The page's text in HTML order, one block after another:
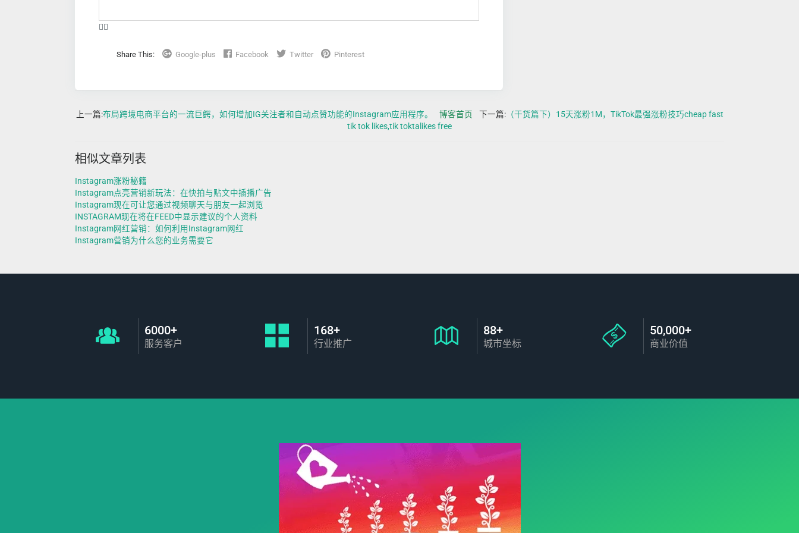
❤️‍🔥
Share This: Google-plus Facebook Twitter Pinterest
上一篇:布局跨境电商平台的一流巨鳄，如何增加IG关注者和自动点赞功能的Instagram应用程序。 博客首页 下一篇:（干货篇下）15天涨粉1M，TikTok最强涨粉技巧cheap fast
tik tok likes,tik toktalikes free
相似文章列表
Instagram涨粉秘籍
Instagram点亮营销新玩法：在快拍与贴文中插播广告
Instagram现在可让您通过视频聊天与朋友一起浏览
INSTAGRAM现在将在FEED中显示建议的个人资料
Instagram网红营销：如何利用Instagram网红
Instagram营销为什么您的业务需要它
6000+
服务客户
168+
行业推广
88+
城市坐标
50,000+
商业价值